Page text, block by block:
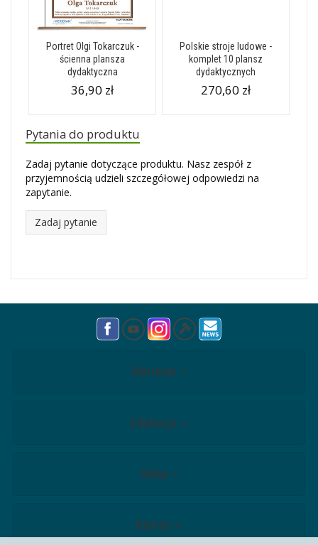
Portret Olgi Tokarczuk -
ścienna plansza
dydaktyczna
36,90 zł
Polskie stroje ludowe -
komplet 10 plansz
dydaktycznych
270,60 zł
Pytania do produktu
Zadaj pytanie dotyczące produktu. Nasz zespół z
przyjemnością udzieli szczegółowej odpowiedzi na
zapytanie.
Zadaj pytanie
Meridian
Edukacja
Sklep
Biznes